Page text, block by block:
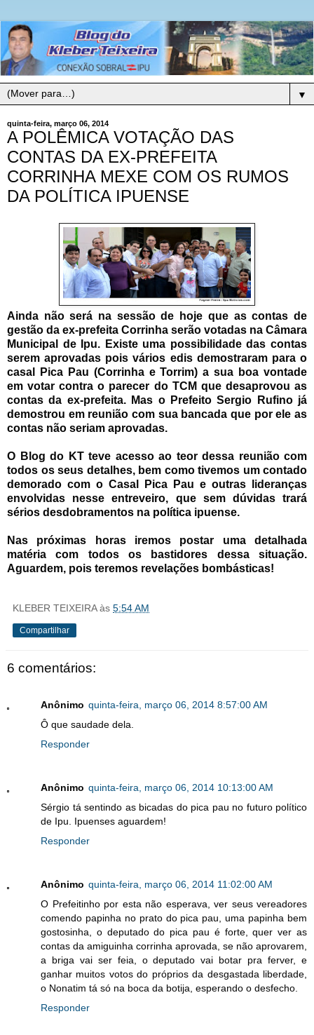
▼
quinta-feira, março 06, 2014
A POLÊMICA VOTAÇÃO DAS
CONTAS DA EX-PREFEITA
CORRINHA MEXE COM OS RUMOS
DA POLÍTICA IPUENSE
Ainda não será na sessão de hoje que as contas de
gestão da ex-prefeita Corrinha serão votadas na Câmara
Municipal de Ipu. Existe uma possibilidade das contas
serem aprovadas pois vários edis demostraram para o
casal Pica Pau (Corrinha e Torrim) a sua boa vontade
em votar contra o parecer do TCM que desaprovou as
contas da ex-prefeita. Mas o Prefeito Sergio Rufino já
demostrou em reunião com sua bancada que por ele as
contas não seriam aprovadas.
O Blog do KT teve acesso ao teor dessa reunião com
todos os seus detalhes, bem como tivemos um contado
demorado com o Casal Pica Pau e outras lideranças
envolvidas nesse entreveiro, que sem dúvidas trará
sérios desdobramentos na política ipuense.
Nas próximas horas iremos postar uma detalhada
matéria com todos os bastidores dessa situação.
Aguardem, pois teremos revelações bombásticas!
KLEBER TEIXEIRA às 5:54 AM
Compartilhar
6 comentários:
Anônimo quinta-feira, março 06, 2014 8:57:00 AM
Ô que saudade dela.
Responder
Anônimo quinta-feira, março 06, 2014 10:13:00 AM
Sérgio tá sentindo as bicadas do pica pau no futuro político
de Ipu. Ipuenses aguardem!
Responder
Anônimo quinta-feira, março 06, 2014 11:02:00 AM
O Prefeitinho por esta não esperava, ver seus vereadores
comendo papinha no prato do pica pau, uma papinha bem
gostosinha, o deputado do pica pau é forte, quer ver as
contas da amiguinha corrinha aprovada, se não aprovarem,
a briga vai ser feia, o deputado vai botar pra ferver, e
ganhar muitos votos do próprios da desgastada liberdade,
o Nonatim tá só na boca da botija, esperando o desfecho.
Responder